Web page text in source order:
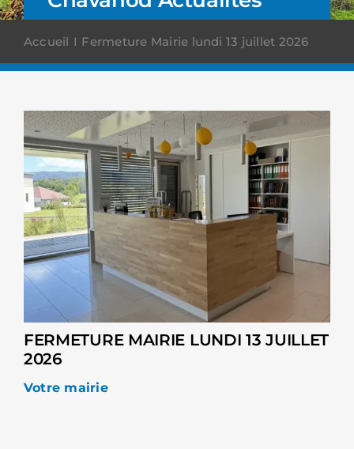
Accueil Fermeture Mairie lundi 13 juillet 2026
FERMETURE MAIRIE LUNDI 13 JUILLET
2026
Votre mairie